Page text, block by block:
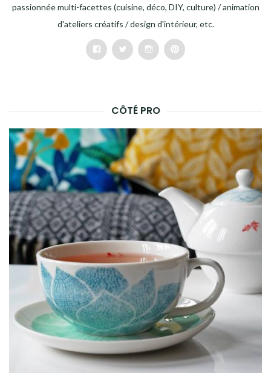
passionnée multi-facettes (cuisine, déco, DIY, culture) / animation
d'ateliers créatifs / design d'intérieur, etc.
FacebookTwitterInstagramPinterest
CÔTÉ PRO